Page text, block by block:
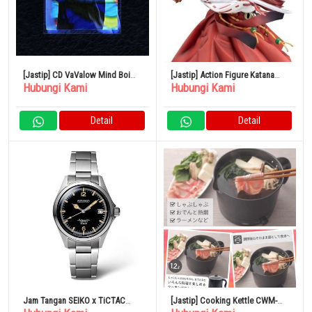
[Jastip] CD VaValow Mind Boi
XQMV-1006
Hubungi Kami
Detail
[Jastip] Action Figure Katana
Brave Raphtalia “The Rising of
Hubungi Kami
Detail
Jam Tangan SEIKO x TiCTAC
[Jastip] Cooking Kettle CWM-